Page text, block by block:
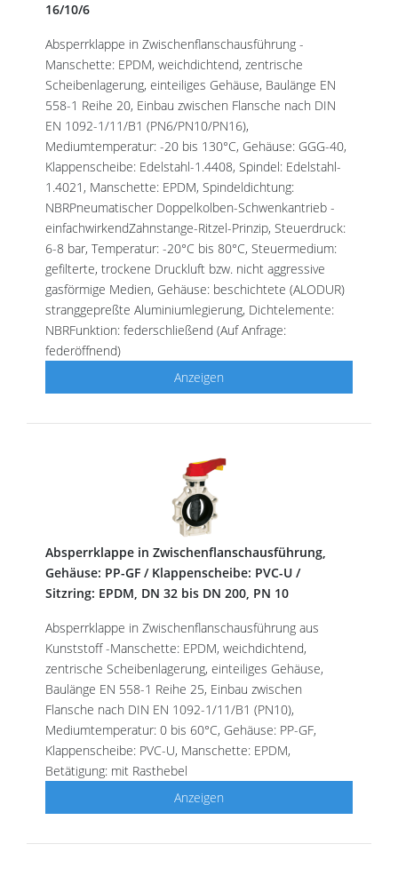
16/10/6
Absperrklappe in Zwischenflanschausführung -
Manschette: EPDM, weichdichtend, zentrische
Scheibenlagerung, einteiliges Gehäuse, Baulänge EN
558-1 Reihe 20, Einbau zwischen Flansche nach DIN
EN 1092-1/11/B1 (PN6/PN10/PN16),
Mediumtemperatur: -20 bis 130°C, Gehäuse: GGG-40,
Klappenscheibe: Edelstahl-1.4408, Spindel: Edelstahl-
1.4021, Manschette: EPDM, Spindeldichtung:
NBRPneumatischer Doppelkolben-Schwenkantrieb -
einfachwirkendZahnstange-Ritzel-Prinzip, Steuerdruck:
6-8 bar, Temperatur: -20°C bis 80°C, Steuermedium:
gefilterte, trockene Druckluft bzw. nicht aggressive
gasförmige Medien, Gehäuse: beschichtete (ALODUR)
stranggepreßte Aluminiumlegierung, Dichtelemente:
NBRFunktion: federschließend (Auf Anfrage:
federöffnend)
Anzeigen
Absperrklappe in Zwischenflanschausführung,
Gehäuse: PP-GF / Klappenscheibe: PVC-U /
Sitzring: EPDM, DN 32 bis DN 200, PN 10
Absperrklappe in Zwischenflanschausführung aus
Kunststoff -Manschette: EPDM, weichdichtend,
zentrische Scheibenlagerung, einteiliges Gehäuse,
Baulänge EN 558-1 Reihe 25, Einbau zwischen
Flansche nach DIN EN 1092-1/11/B1 (PN10),
Mediumtemperatur: 0 bis 60°C, Gehäuse: PP-GF,
Klappenscheibe: PVC-U, Manschette: EPDM,
Betätigung: mit Rasthebel
Anzeigen